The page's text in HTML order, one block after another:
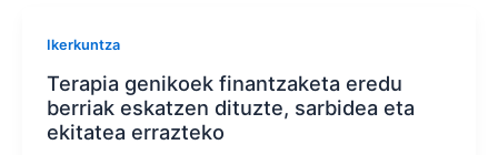
Ikerkuntza
Terapia genikoek finantzaketa eredu
berriak eskatzen dituzte, sarbidea eta
ekitatea errazteko